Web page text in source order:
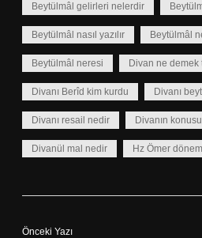
Beytülmâl gelirleri nelerdir
Beytülmâl nasıl yazılır Beytülmâl
Beytülmâl neresi Divan ne demek
Divanı Berîd kim kurdu Divanı
Divanı resail nedir Divanın
Divanül mal nedir Hz Ömer
Önceki Yazı